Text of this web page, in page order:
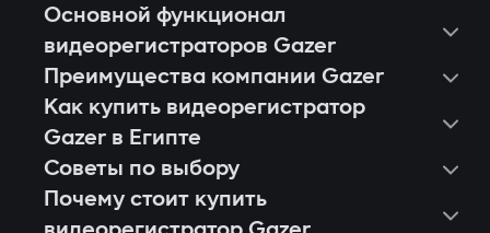
Основной функционал
видеорегистраторов Gazer
Преимущества компании Gazer
Как купить видеорегистратор
Gazer в Египте
Советы по выбору
Почему стоит купить